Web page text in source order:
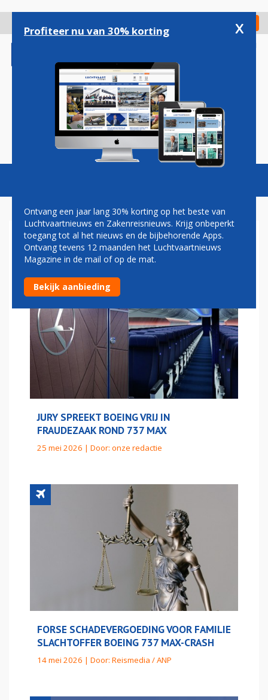
gaan
Check in
Magazine Podcasts Vacatures
BOEING 737 MAX
JURY SPREEKT BOEING VRIJ IN
FRAUDEZAAK ROND 737 MAX
25 mei 2026 | Door: onze redactie
FORSE SCHADEVERGOEDING VOOR FAMILIE
SLACHTOFFER BOEING 737 MAX-CRASH
14 mei 2026 | Door: Reismedia / ANP
Profiteer nu van 30% korting x
Ontvang een jaar lang 30% korting op het beste van
Luchtvaartnieuws en Zakenreisnieuws. Krijg onbeperkt
toegang tot al het nieuws en de bijbehorende Apps.
Ontvang tevens 12 maanden het Luchtvaartnieuws
Magazine in de mail of op de mat.
Bekijk aanbieding